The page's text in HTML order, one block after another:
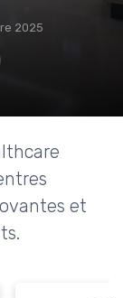
2025
et
les emails